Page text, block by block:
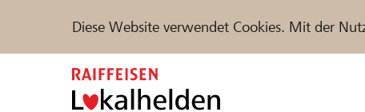
Diese Website verwendet Cookies. Mit der